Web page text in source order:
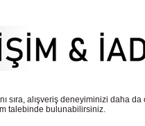
sıra, alışveriş deneyiminizi daha
talebinde bulunabilirsiniz.